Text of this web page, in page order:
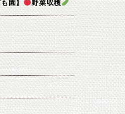
園】 野菜収穫